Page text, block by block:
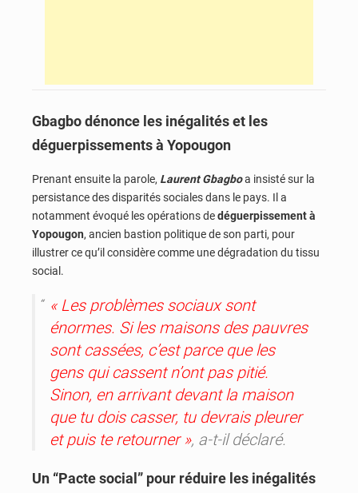
Gbagbo dénonce les inégalités et les
déguerpissements à Yopougon
Prenant ensuite la parole, Laurent Gbagboa insisté sur la
persistance des disparités sociales dans le pays. Il a
notamment évoqué les opérations dedéguerpissement à
Yopougon, ancien bastion politique de son parti, pour
illustrer ce qu’il considère comme une dégradation du tissu
social.
« Les problèmes sociaux sont
énormes. Si les maisons des pauvres
sont cassées, c’est parce que les
gens qui cassent n’ont pas pitié.
Sinon, en arrivant devant la maison
que tu dois casser, tu devrais pleurer
et puis te retourner », a-t-il déclaré.
Un “Pacte social” pour réduire les inégalités